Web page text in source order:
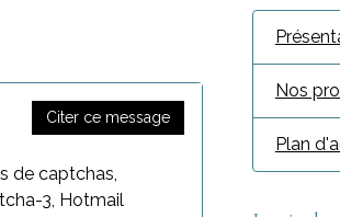
Citer ce message
de captchas,
3, Hotmail
Nos
Plan